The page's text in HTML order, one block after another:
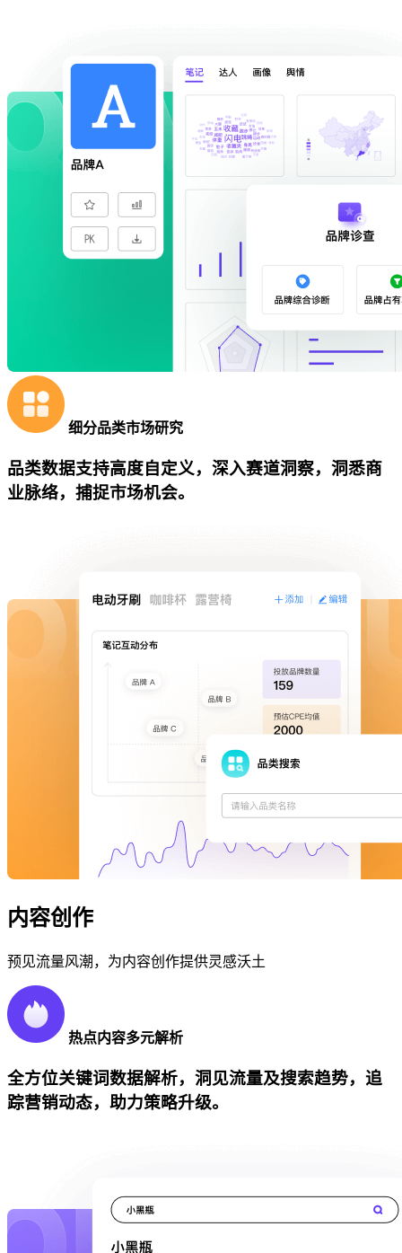
细分品类市场研究
品类数据支持高度自定义，深入赛道洞察，洞悉商
业脉络，捕捉市场机会。
内容创作
预见流量风潮，为内容创作提供灵感沃土
热点内容多元解析
全方位关键词数据解析，洞见流量及搜索趋势，追
踪营销动态，助力策略升级。